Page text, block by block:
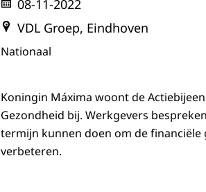
08-11-2022
VDL Groep, Eindhoven
Nationaal
Koningin Máxima woont de
Gezondheid bij. Werkgevers
termijn kunnen doen om de
verbeteren.